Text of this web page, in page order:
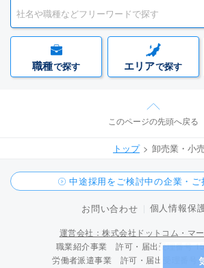
職種で探す エリアで探す
このページの先頭へ戻る
トップ 卸売業・小
中途採用をご検討中の企業・ご
お問い合わせ 個人情報保
運営会社：株式会社ドットコム・マ
職業紹介事業 許可・届出受理番号
労働者派遣事業 許可・届出受理番号